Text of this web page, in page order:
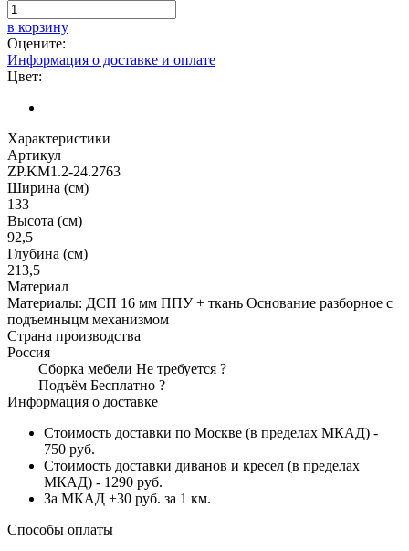
в корзину
Оцените:
Информация о доставке и оплате
Цвет:
Характеристики
Артикул
ZP.KM1.2-24.2763
Ширина (см)
133
Высота (см)
92,5
Глубина (см)
213,5
Материал
Материалы: ДСП 16 мм ППУ + ткань Основание разборное с
подъемныцм механизмом
Страна производства
Россия
Сборка мебели Не требуется ?
Подъём Бесплатно ?
Информация о доставке
Стоимость доставки по Москве (в пределах МКАД) -
750 руб.
Стоимость доставки диванов и кресел (в пределах
МКАД) - 1290 руб.
За МКАД +30 руб. за 1 км.
Способы оплаты